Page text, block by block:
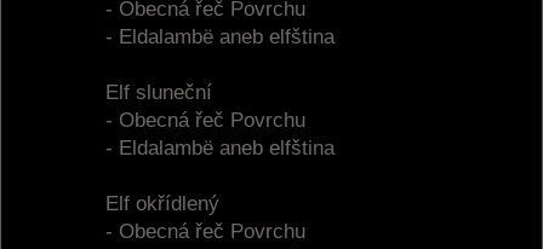
- Obecná řeč Povrchu
- Eldalambë aneb elfština
Elf sluneční
- Obecná řeč Povrchu
- Eldalambë aneb elfština
Elf okřídlený
- Obecná řeč Povrchu